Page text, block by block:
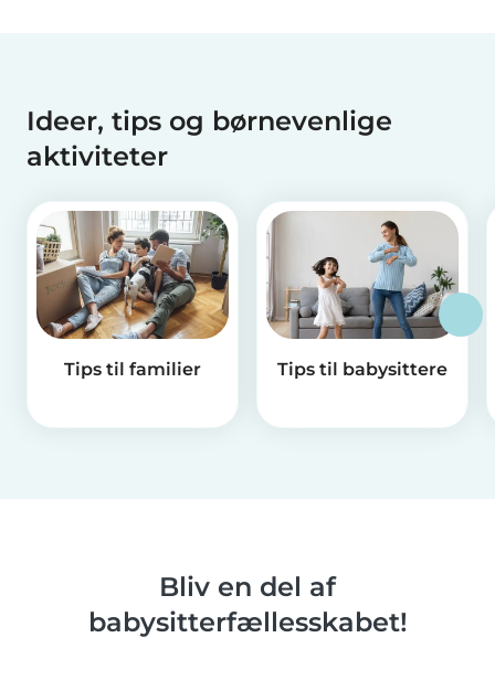
Ideer, tips og børnevenlige
aktiviteter
Tips til familier Tips til babysittere
Bliv en del af
babysitterfællesskabet!